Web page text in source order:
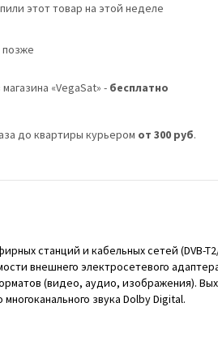
этот товар на этой неделе
позже
«VegaSat» - бесплатно
до квартиры курьером от 300 руб.
станций и кабельных сетей (DVB-
внешнего электросетевого
(видео, аудио, изображения).
звука Dolby Digital.